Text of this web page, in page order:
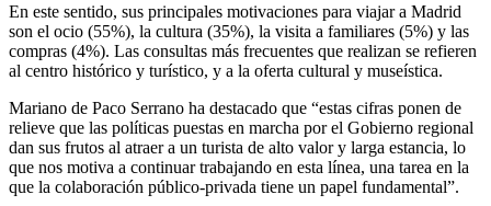
En este sentido, sus principales motivaciones para viajar a Madrid
son el ocio (55%), la cultura (35%), la visita a familiares (5%) y las
compras (4%). Las consultas más frecuentes que realizan se refieren
al centro histórico y turístico, y a la oferta cultural y museística.
Mariano de Paco Serrano ha destacado que “estas cifras ponen de
relieve que las políticas puestas en marcha por el Gobierno regional
dan sus frutos al atraer a un turista de alto valor y larga estancia, lo
que nos motiva a continuar trabajando en esta línea, una tarea en la
que la colaboración público-privada tiene un papel fundamental”.